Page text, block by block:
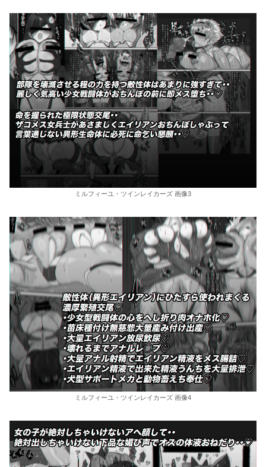
ミルフィーユ・ツインレイカーズ 画像3
ミルフィーユ・ツインレイカーズ 画像4